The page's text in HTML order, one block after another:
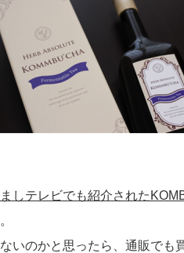
しテレビでも紹介された
いのかと思ったら、通販でも